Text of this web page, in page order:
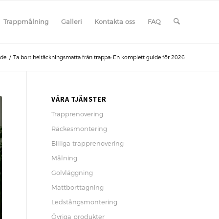
Trappmålning Galleri Kontakta oss FAQ
/ Ta bort heltäckningsmatta från trappa: En komplett guide för 2026
VÅRA TJÄNSTER
Trapprenovering
Räckesmontering
Billiga trapprenovering
Målning
Golvläggning
Mattborttagning
Ledstångsmontering
Övriga produkter